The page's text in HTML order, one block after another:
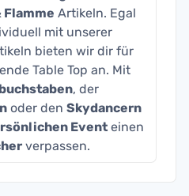
Flamme Artikeln. Egal
mit unserer
bieten wir dir für
Table Top an. Mit
, der
oder den Skydancern
Event einen
verpassen.